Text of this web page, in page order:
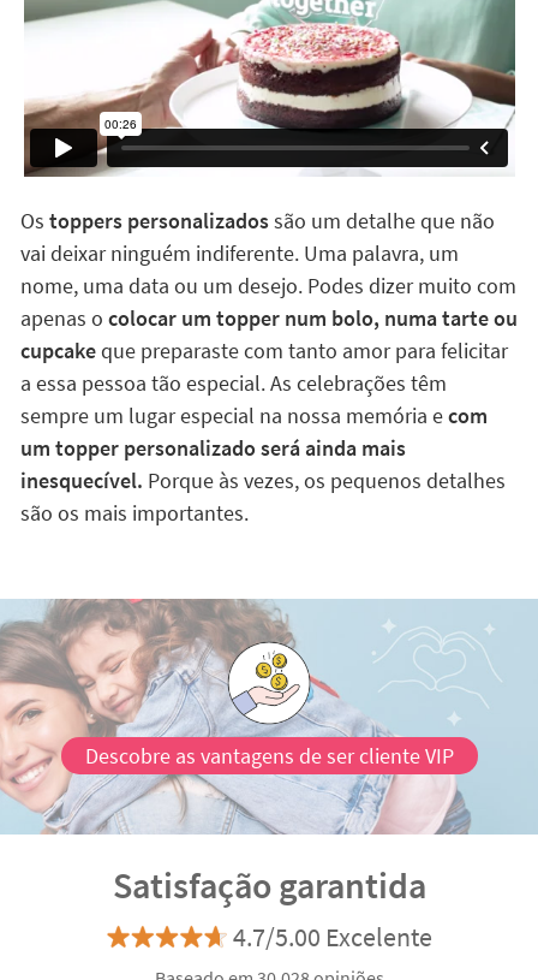
Os toppers personalizadossão um detalhe que não
vai deixar ninguém indiferente. Uma palavra, um
nome, uma data ou um desejo. Podes dizer muito com
apenas o colocar um topper num bolo, numa tarte ou
cupcakeque preparaste com tanto amor para felicitar
a essa pessoa tão especial. As celebrações têm
sempre um lugar especial na nossa memória ecom
um topper personalizado será ainda mais
inesquecível. Porque às vezes, os pequenos detalhes
são os mais importantes.
Descobre as vantagens de ser cliente VIP
Satisfação garantida
4.7/5.00 Excelente